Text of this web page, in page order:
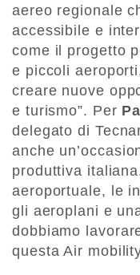
aereo regionale
accessibile e
come il progetto
e piccoli
creare nuove
e turismo”. Per
delegato di
anche
produttiva
aeroportuale, le
gli aeroplani e
dobbiamo
questa Air